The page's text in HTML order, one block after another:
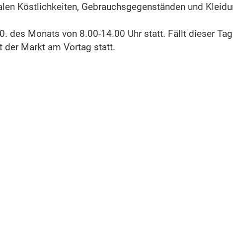
Köstlichkeiten, Gebrauchsgegenständen und
des Monats von 8.00-14.00 Uhr statt. Fällt dieser
der Markt am Vortag statt.